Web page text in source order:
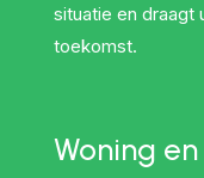
situatie en draagt
toekomst.
Woning